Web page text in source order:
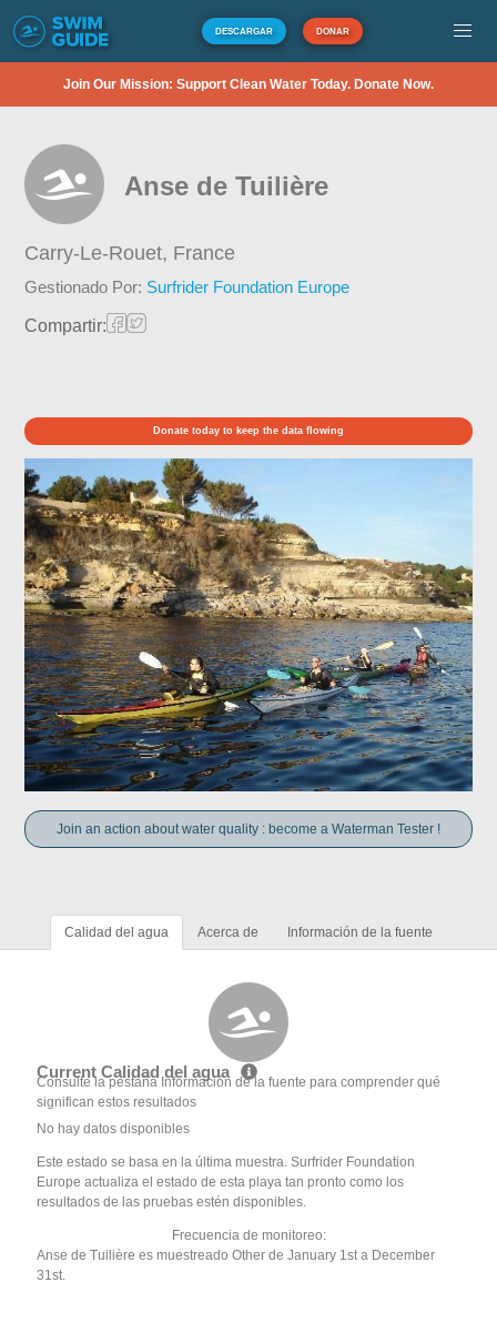
DESCARGAR DONAR
Join Our Mission: Support Clean Water Today. Donate Now.
Anse de Tuilière
Carry-Le-Rouet, France
Gestionado Por: Surfrider Foundation Europe
Compartir:
Donate today to keep the data flowing
Join an action about water quality : become a Waterman Tester !
Calidad del agua Acerca de Información de la fuente
Current Calidad del agua
Consulte la pestaña Información de la fuente para comprender qué
significan estos resultados
No hay datos disponibles
Este estado se basa en la última muestra. Surfrider Foundation
Europe actualiza el estado de esta playa tan pronto como los
resultados de las pruebas estén disponibles.
Frecuencia de monitoreo:
Anse de Tuilière es muestreado Other de January 1st a December
31st.